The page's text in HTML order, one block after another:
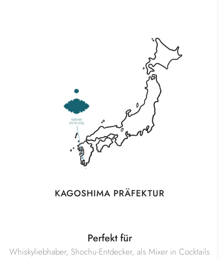
KAGOSHIMA PRÄFEKTUR
Perfekt für
Whiskyliebhaber, Shochu-Entdecker, als Mixer in Cocktails